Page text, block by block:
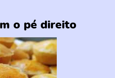
o pé direito